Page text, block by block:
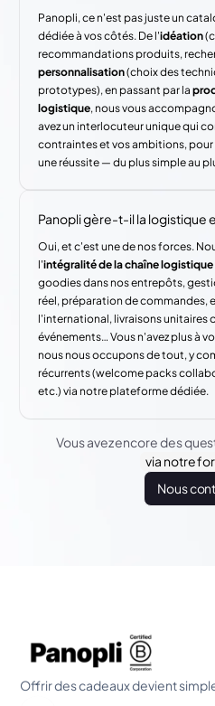
Panopli, ce n'est pas juste un
dédiée à vos côtés. De l'idéation
recommandations produits,
personnalisation(choix des
prototypes), en passant par la
logistique, nous vous
avez un interlocuteur unique qui
contraintes et vos ambitions,
une réussite — du plus simple au
Panopli gère-t-il la logistique
Oui, et c'est une de nos forces.
l'intégralité de la chaîne logistique
goodies dans nos entrepôts,
réel, préparation de commandes,
l'international, livraisons unitaires
événements… Vous n'avez plus à
nous nous occupons de tout, y
récurrents (welcome packs
etc.) via notre plateforme dédiée.
Vous avez encore des
via notre
Nous
Offrir des cadeaux devient